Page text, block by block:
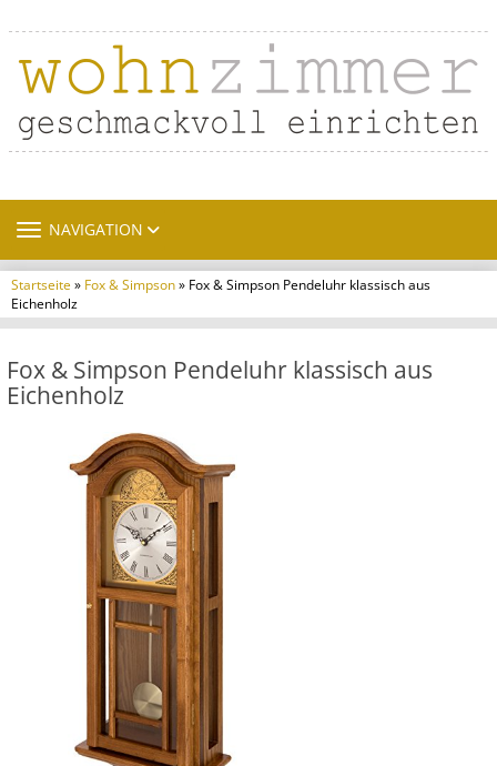
TOGGLE NAVIGATION
NAVIGATION
Startseite» Fox & Simpson» Fox & Simpson Pendeluhr klassisch aus
Eichenholz
Fox & Simpson Pendeluhr klassisch aus
Eichenholz